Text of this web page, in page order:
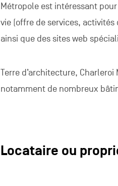
Métropole est intéressant
vie (offre de services,
ainsi que dessites web
Terre d’architecture,
notamment de nombreux
Locataire ou